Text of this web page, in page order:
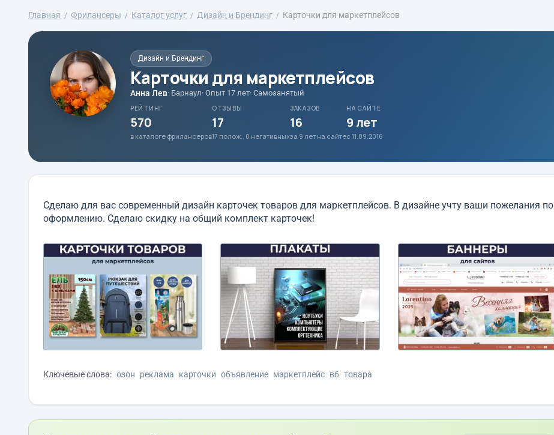
Главная Фрилансеры Каталог услуг Дизайн и Брендинг Карточки для маркетплейсов
Дизайн и Брендинг
Карточки для маркетплейсов
Анна Лев· Барнаул· Опыт 17 лет· Самозанятый
РЕЙТИНГ
570
в каталоге фрилансеров
ОТЗЫВЫ
17
17 полож., 0 негативных
ЗАКАЗОВ
16
за 9 лет на сайте
НА САЙТЕ
9 лет
с 11.09.2016
Сделаю для вас современный дизайн карточек товаров для маркетплейсов. В дизайне учту ваши пожелания по
оформлению. Сделаю скидку на общий комплект карточек!
Ключевые слова: озон реклама карточки объявление маркетплейс вб товара